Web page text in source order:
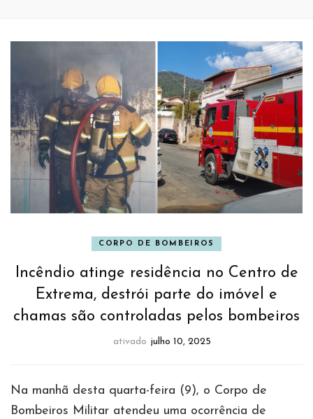
CORPO DE BOMBEIROS
Incêndio atinge residência no Centro de
Extrema, destrói parte do imóvel e
chamas são controladas pelos bombeiros
ativado julho 10, 2025
Na manhã desta quarta-feira (9), o Corpo de
Bombeiros Militar atendeu uma ocorrência de